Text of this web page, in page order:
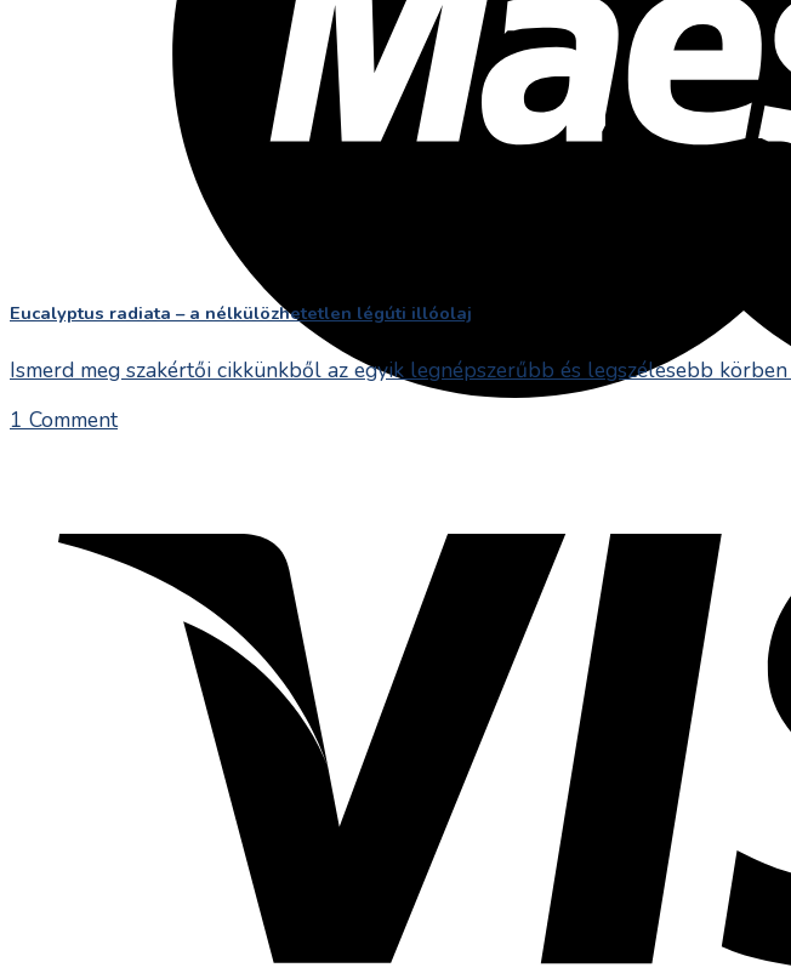
Eucalyptus radiata – a nélkülözhetetlen légúti illóolaj
Ismerd meg szakértői cikkünkből az egyik legnépszerűbb és legszélesebb
1 Comment